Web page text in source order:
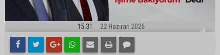
15:31 22 Haziran 2026